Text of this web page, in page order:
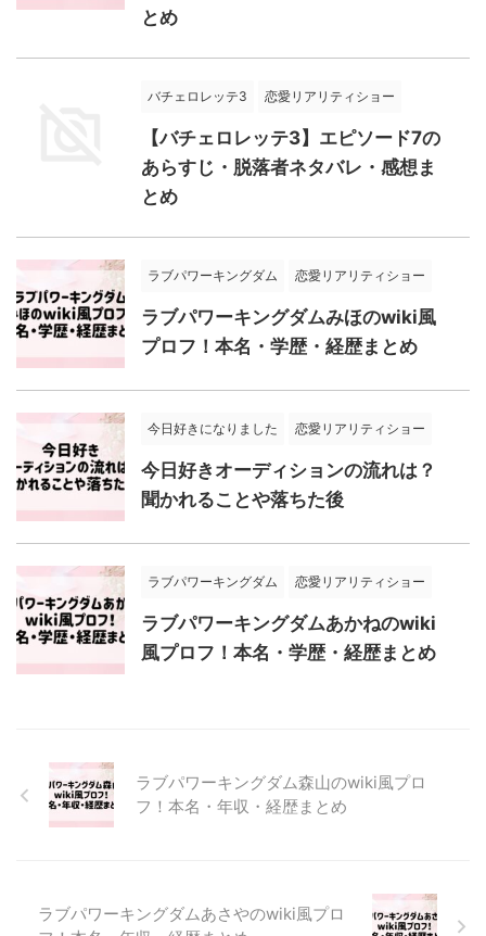
とめ
バチェロレッテ3 恋愛リアリティショー
【バチェロレッテ3】エピソード7の
あらすじ・脱落者ネタバレ・感想ま
とめ
ラブパワーキングダム 恋愛リアリティショー
ラブパワーキングダムみほのwiki風
プロフ！本名・学歴・経歴まとめ
今日好きになりました 恋愛リアリティショー
今日好きオーディションの流れは？
聞かれることや落ちた後
ラブパワーキングダム 恋愛リアリティショー
ラブパワーキングダムあかねのwiki
風プロフ！本名・学歴・経歴まとめ
ラブパワーキングダム森山のwiki風プロ
フ！本名・年収・経歴まとめ
ラブパワーキングダムあさやのwiki風プロ